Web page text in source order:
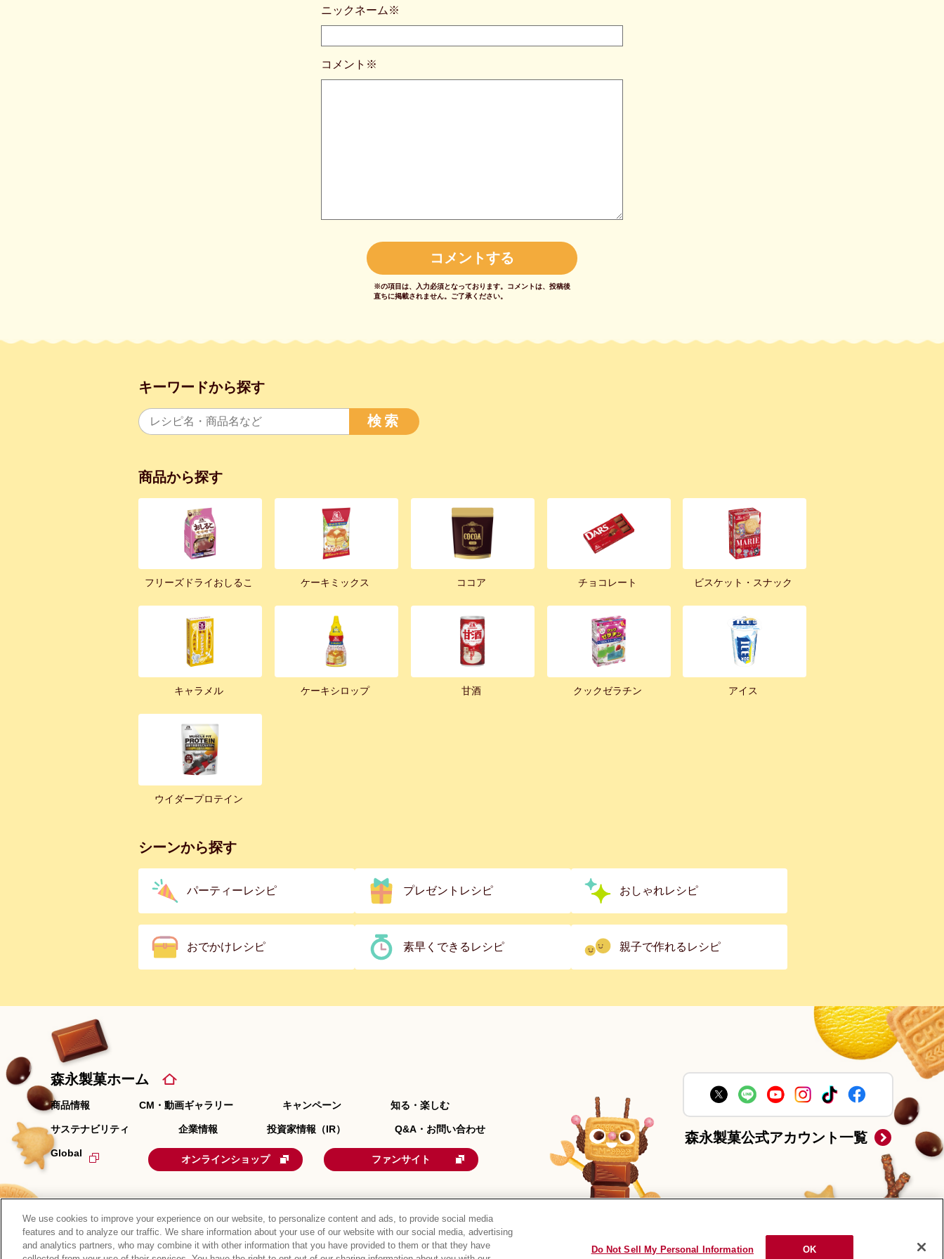
ニックネーム※
コメント※
※の項目は、入力必須となっております。 コメントは、投稿後
直ちに掲載されません。 ご了承ください。
キーワードから探す
検索
商品から探す
フリーズドライおしるこ ケーキミックス ココア チョコレート ビスケット・スナック
キャラメル ケーキシロップ 甘酒 クックゼラチン アイス
ウイダープロテイン
シーンから探す
パーティーレシピ プレゼントレシピ おしゃれレシピ
おでかけレシピ 素早くできるレシピ 親子で作れるレシピ
森永製菓ホーム
商品情報 CM・動画ギャラリー キャンペーン 知る・楽しむ
サステナビリティ 企業情報 投資家情報（IR） Q&A・お問い合わせ
Global
オンラインショップ ファンサイト
森永製菓公式アカウント一覧
We use cookies to improve your experience on our website, to personalize content and ads, to provide social media
features and to analyze our traffic. We share information about your use of our website with our social media, advertising
and analytics partners, who may combine it with other information that you have provided to them or that they have
Do Not Sell My Personal Information OK